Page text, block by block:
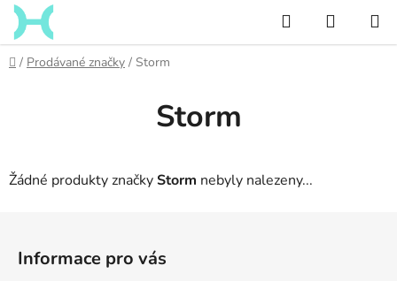
Přejít
obsah
Hledat
KOŠÍK
Domů
/ Prodávané značky / Storm
Storm
Žádné produkty značkyStorm nebyly nalezeny...
Informace pro vás